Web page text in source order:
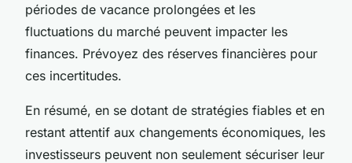
périodes de vacance prolongées et les
fluctuations du marché peuvent impacter les
finances. Prévoyez des réserves financières pour
ces incertitudes.
En résumé, en se dotant de stratégies fiables et en
restant attentif aux changements économiques, les
investisseurs peuvent non seulement sécuriser leur